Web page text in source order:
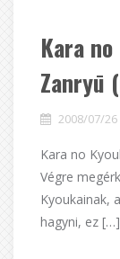
Kara
Zanryū
2008/07/26
Kara no
Végre
Kyoukainak,
hagyni, ez […]